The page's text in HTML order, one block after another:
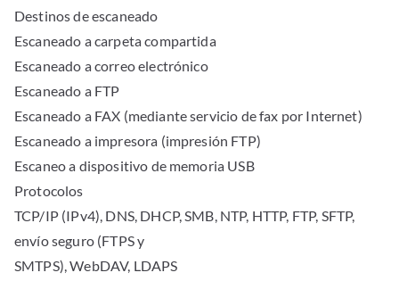
Destinos de escaneado
Escaneado a carpeta compartida
Escaneado a correo electrónico
Escaneado a FTP
Escaneado a FAX (mediante servicio de fax por Internet)
Escaneado a impresora (impresión FTP)
Escaneo a dispositivo de memoria USB
Protocolos
TCP/IP (IPv4), DNS, DHCP, SMB, NTP, HTTP, FTP, SFTP,
envío seguro (FTPS y
SMTPS), WebDAV, LDAPS